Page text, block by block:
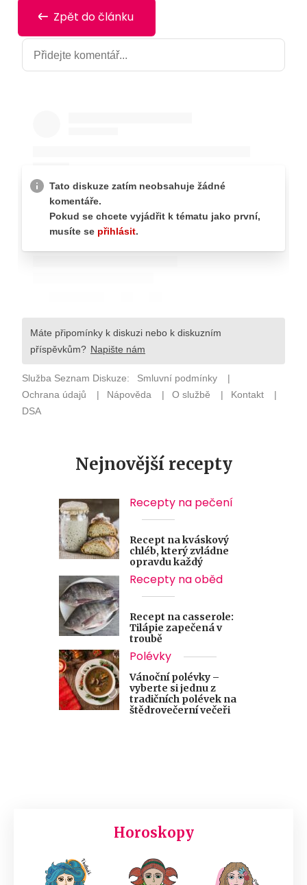
Zpět do článku
Nejnovější recepty
Recepty na pečení
Recept na kváskový
chléb, který zvládne
opravdu každý
Recepty na oběd
Recept na casserole:
Tilápie zapečená v
troubě
Polévky
Vánoční polévky –
vyberte si jednu z
tradičních polévek na
štědrovečerní večeři
Horoskopy